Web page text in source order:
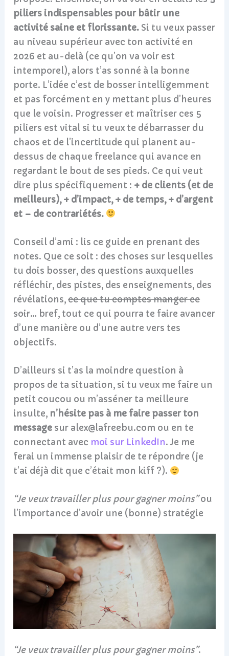
piliers indispensables pour bâtir une
activité saine et florissante. Si tu veux passer
au niveau supérieur avec ton activité en
2026 et au-delà (ce qu’on va voir est
intemporel), alors t’as sonné à la bonne
porte. L’idée c’est de bosser intelligemment
et pas forcément en y mettant plus d’heures
que le voisin. Progresser et maîtriser ces 5
piliers est vital si tu veux te débarrasser du
chaos et de l’incertitude qui planent au-
dessus de chaque freelance qui avance en
regardant le bout de ses pieds. Ce qui veut
dire plus spécifiquement : + de clients (et de
meilleurs), + d’impact, + de temps, + d’argent
et – de contrariétés.
Conseil d’ami : lis ce guide en prenant des
notes. Que ce soit : des choses sur lesquelles
tu dois bosser, des questions auxquelles
réfléchir, des pistes, des enseignements, des
révélations,ce que tu comptes manger ce
soir… bref, tout ce qui pourra te faire avancer
d’une manière ou d’une autre vers tes
objectifs.
D’ailleurs si t’as la moindre question à
propos de ta situation, si tu veux me faire un
petit coucou ou m’asséner ta meilleure
insulte, n’hésite pas à me faire passer ton
message sur alex@lafreebu.com ou en te
connectant avec moi sur LinkedIn. Je me
ferai un immense plaisir de te répondre (je
t’ai déjà dit que c’était mon kiff ?).
“Je veux travailler plus pour gagner moins”ou
l’importance d’avoir une (bonne) stratégie
“Je veux travailler plus pour gagner moins”.